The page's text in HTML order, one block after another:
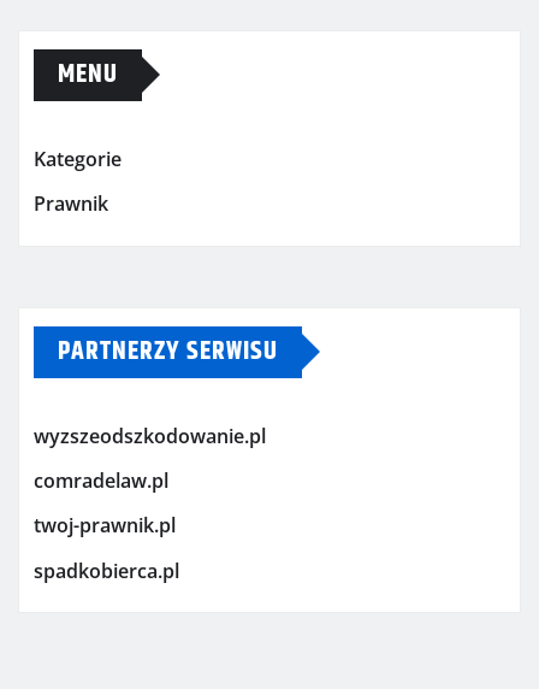
MENU
Kategorie
Prawnik
PARTNERZY SERWISU
wyzszeodszkodowanie.pl
comradelaw.pl
twoj-prawnik.pl
spadkobierca.pl